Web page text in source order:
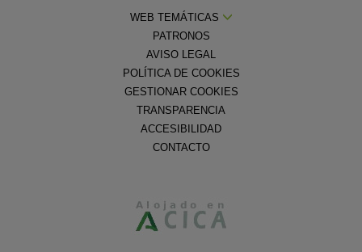
WEB TEMÁTICAS
PATRONOS
AVISO LEGAL
POLÍTICA DE COOKIES
GESTIONAR COOKIES
TRANSPARENCIA
ACCESIBILIDAD
CONTACTO